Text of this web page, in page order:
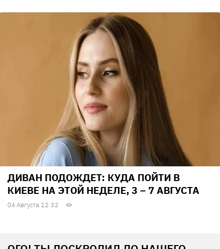
ДИВАН ПОДОЖДЕТ: КУДА ПОЙТИ В
КИЕВЕ НА ЭТОЙ НЕДЕЛЕ, 3 – 7 АВГУСТА
04 Августа 12:32